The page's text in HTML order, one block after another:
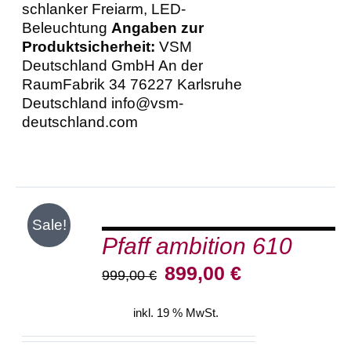
schlanker Freiarm, LED-
BeleuchtungAngaben zur
Produktsicherheit: VSM
Deutschland GmbH An der
RaumFabrik 34 76227 Karlsruhe
Deutschland info@vsm-
deutschland.com
Sale!
IN
DEN
WARENKORBPfaff ambition 610
999,00€ Ursprünglicher
war:
899,00€Aktueller
inkl. 19 % MwSt.